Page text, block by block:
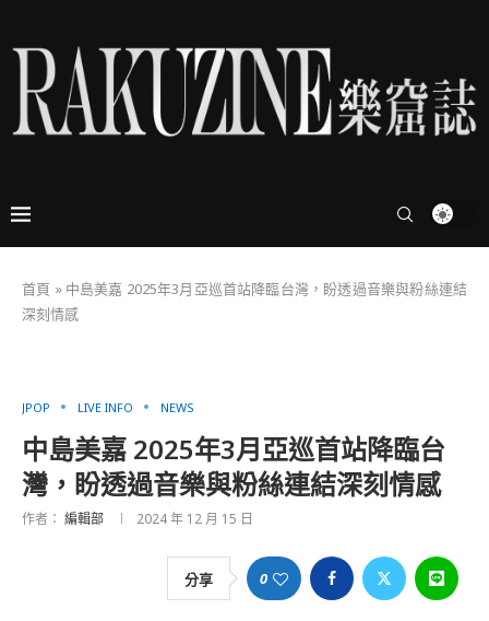
首頁 » 中島美嘉 2025年3月亞巡首站降臨台灣，盼透過音樂與粉絲連結
深刻情感
JPOP LIVE INFO NEWS
中島美嘉 2025年3月亞巡首站降臨台
灣，盼透過音樂與粉絲連結深刻情感
作者： 編輯部 2024 年 12 月 15 日
分享 0